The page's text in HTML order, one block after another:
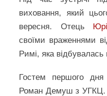
виховання, який
вересня. Отець
своїми враженнями
Римі, яка відбувалась
Гостем першого дня
Роман Демуш з УГКЦ.